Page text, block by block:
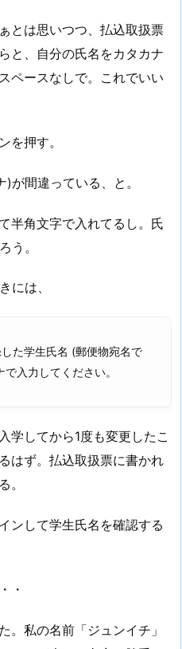
とは思いつつ、払込取扱票
と、自分の氏名をカタカナ
ペースなしで。これでいい
を押す。
が間違っている、と。
半角文字で入れてるし。氏
う。
には、
た学生氏名 (郵便物宛名で
入力してください。
学してから1度も変更したこ
はず。払込取扱票に書かれ
。
ンして学生氏名を確認する
・
。私の名前「ジュンイチ」